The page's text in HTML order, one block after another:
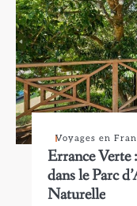
Voyages en
Errance Verte
dans le Parc
Naturelle